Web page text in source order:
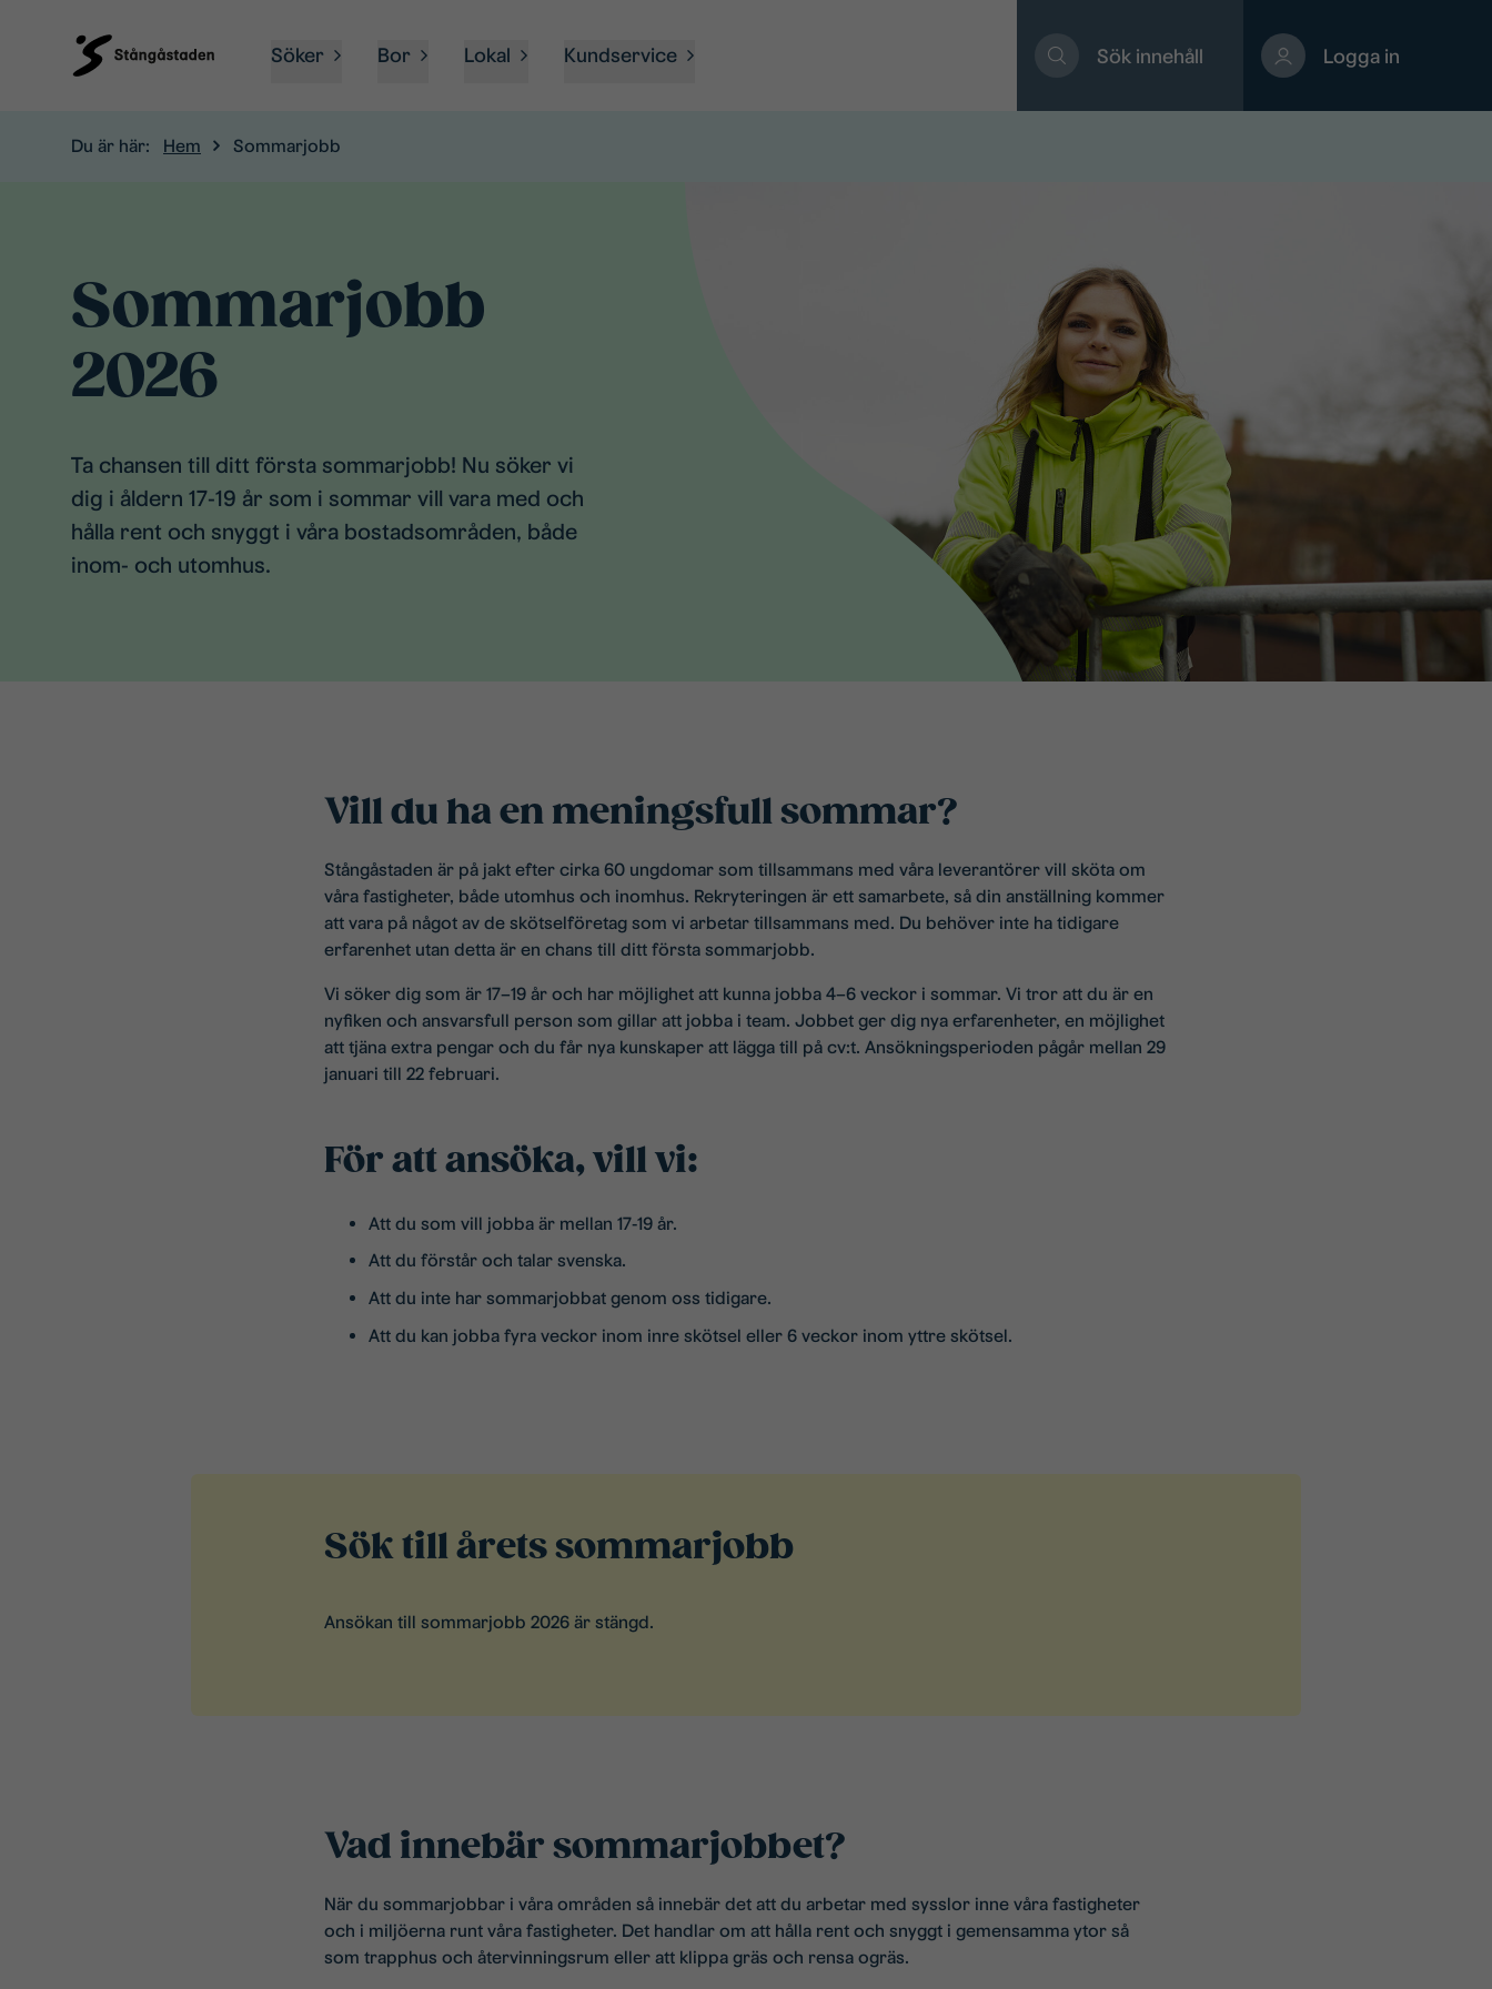
Söker Bor Lokal Kundservice Sök innehåll Logga in
Du är här: Hem Sommarjobb
Sommarjobb
2026
Ta chansen till ditt första sommarjobb! Nu söker vi
dig i åldern 17-19 år som i sommar vill vara med och
hålla rent och snyggt i våra bostadsområden, både
inom- och utomhus.
Vill du ha en meningsfull sommar?
Stångåstaden är på jakt efter cirka 60 ungdomar som tillsammans med våra leverantörer vill sköta om
våra fastigheter, både utomhus och inomhus. Rekryteringen är ett samarbete, så din anställning kommer
att vara på något av de skötselföretag som vi arbetar tillsammans med. Du behöver inte ha tidigare
erfarenhet utan detta är en chans till ditt första sommarjobb.
Vi söker dig som är 17–19 år och har möjlighet att kunna jobba 4–6 veckor i sommar. Vi tror att du är en
nyfiken och ansvarsfull person som gillar att jobba i team. Jobbet ger dig nya erfarenheter, en möjlighet
att tjäna extra pengar och du får nya kunskaper att lägga till på cv:t. Ansökningsperioden pågår mellan 29
januari till 22 februari.
För att ansöka, vill vi:
Att du som vill jobba är mellan 17-19 år.
Att du förstår och talar svenska.
Att du inte har sommarjobbat genom oss tidigare.
Att du kan jobba fyra veckor inom inre skötsel eller 6 veckor inom yttre skötsel.
Sök till årets sommarjobb
Ansökan till sommarjobb 2026 är stängd.
Vad innebär sommarjobbet?
När du sommarjobbar i våra områden så innebär det att du arbetar med sysslor inne våra fastigheter
och i miljöerna runt våra fastigheter. Det handlar om att hålla rent och snyggt i gemensamma ytor så
som trapphus och återvinningsrum eller att klippa gräs och rensa ogräs.